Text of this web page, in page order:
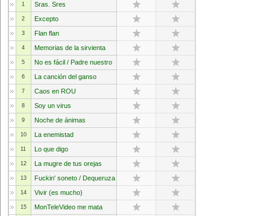
1
Sras. Sres
2 Excepto
3 Flan flan
4 Memorias de la sirvienta
5 No es fácil / Padre nuestro
6 La canción del ganso
7 Caos en ROU
8 Soy un virus
9 Noche de ánimas
10 La enemistad
11 Lo que digo
12 La mugre de tus orejas
13 Fuckin' soneto / Dequeruza
14 Vivir (es mucho)
15 MonTeleVideo me mata